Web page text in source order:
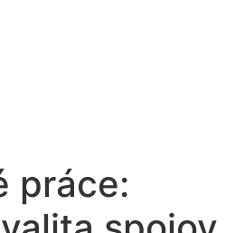
práce: